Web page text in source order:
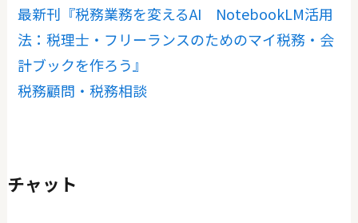
最新刊『税務業務を変えるAI NotebookLM活用
法：税理士・フリーランスのためのマイ税務・会
計ブックを作ろう』
税務顧問・税務相談
チャット